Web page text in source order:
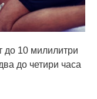
до 10 милилитри
до четири часа